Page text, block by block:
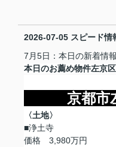
2026-07-05 スピード情
7月5日：本日の新着情報
本日のお薦め物件左京
京都市
〈土地〉
■浄土寺
価格 3,980万円